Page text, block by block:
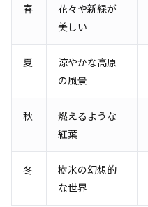
春
花々や新緑が
美しい
夏
涼やかな高原
の風景
秋
燃えるような
紅葉
冬
樹氷の幻想的
な世界